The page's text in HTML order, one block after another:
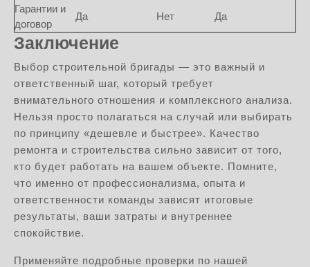
Гарантии и
договор
Да Нет Да
Заключение
Выбор строительной бригады — это важный и
ответственный шаг, который требует
внимательного отношения и комплексного анализа.
Нельзя просто полагаться на случай или выбирать
по принципу «дешевле и быстрее». Качество
ремонта и строительства сильно зависит от того,
кто будет работать на вашем объекте. Помните,
что именно от профессионализма, опыта и
ответственности команды зависят итоговые
результаты, ваши затраты и внутреннее
спокойствие.
Применяйте подробные проверки по нашей